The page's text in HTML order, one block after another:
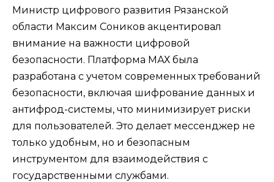
Министр цифрового развития Рязанской
области Максим Соников акцентировал
внимание на важности цифровой
безопасности. Платформа МАХ была
разработана с учетом современных требований
безопасности, включая шифрование данных и
антифрод-системы, что минимизирует риски
для пользователей. Это делает мессенджер не
только удобным, но и безопасным
инструментом для взаимодействия с
государственными службами.